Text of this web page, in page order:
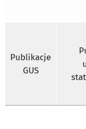
Publikacje
GUS